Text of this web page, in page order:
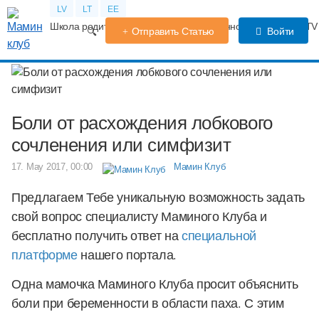
LV LT EE
Школа родителей Календарь беременности Форум
Отправить Статью Войти
Боли от расхождения лобкового
сочленения или симфизит
17. May 2017, 00:00 Мамин Клуб
Предлагаем Тебе уникальную возможность задать
свой вопрос специалисту Маминого Клуба и
бесплатно получить ответ наспециальной
платформенашего портала.
Одна мамочка Маминого Клуба просит объяснить
боли при беременности в области паха. С этим